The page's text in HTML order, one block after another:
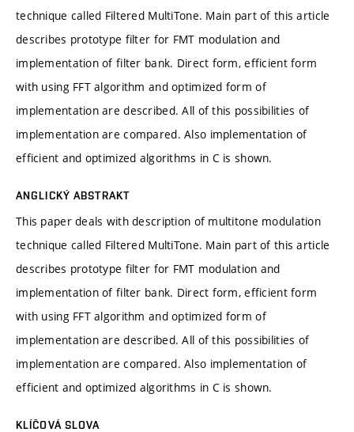
technique called Filtered MultiTone. Main part of this article
describes prototype filter for FMT modulation and
implementation of filter bank. Direct form, efficient form
with using FFT algorithm and optimized form of
implementation are described. All of this possibilities of
implementation are compared. Also implementation of
efficient and optimized algorithms in C is shown.
ANGLICKÝ ABSTRAKT
This paper deals with description of multitone modulation
technique called Filtered MultiTone. Main part of this article
describes prototype filter for FMT modulation and
implementation of filter bank. Direct form, efficient form
with using FFT algorithm and optimized form of
implementation are described. All of this possibilities of
implementation are compared. Also implementation of
efficient and optimized algorithms in C is shown.
KLÍČOVÁ SLOVA